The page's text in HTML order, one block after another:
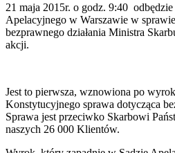
21 maja 2015r. o godz. 9:40 odbędzie
Apelacyjnego w Warszawie w
bezprawnego działania Ministra
akcji.
Jest to pierwsza, wznowiona po
Konstytucyjnego sprawa dotycząca
Sprawa jest przeciwko Skarbowi
naszych 26 000 Klientów.